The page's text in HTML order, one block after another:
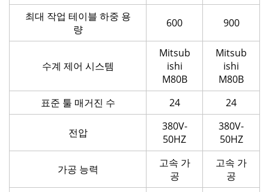
최대 작업 테이블 하중 용
량
600 900
수계 제어 시스템
Mitsub
ishi
M80B
Mitsub
ishi
M80B
표준 툴 매거진 수
24 24
전압
380V-
50HZ
380V-
50HZ
가공 능력
고속 가
공
고속 가
공